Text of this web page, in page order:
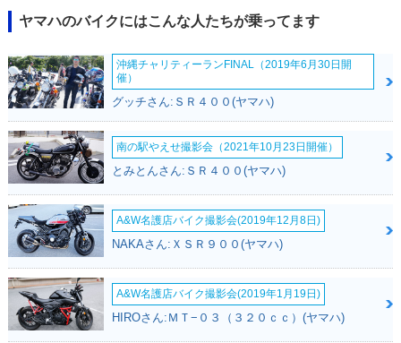
ヤマハのバイクにはこんな人たちが乗ってます
沖縄チャリティーランFINAL（2019年6月30日開
催）
グッチさん:ＳＲ４００(ヤマハ)
南の駅やえせ撮影会（2021年10月23日開催）
とみとんさん:ＳＲ４００(ヤマハ)
A&W名護店バイク撮影会(2019年12月8日)
NAKAさん:ＸＳＲ９００(ヤマハ)
A&W名護店バイク撮影会(2019年1月19日)
HIROさん:ＭＴ−０３（３２０ｃｃ）(ヤマハ)